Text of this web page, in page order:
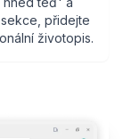
přidejte
životopis.